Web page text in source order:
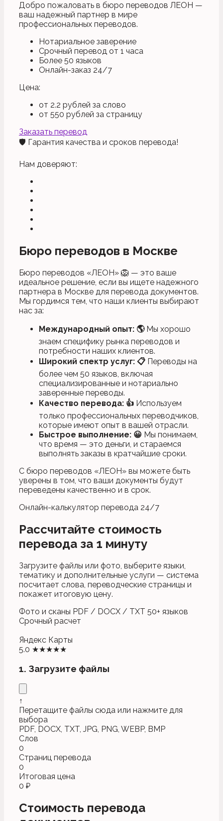
Добро пожаловать в бюро переводов ЛЕОН —
ваш надежный партнер в мире
профессиональных переводов.
Нотариальное заверение
Срочный перевод от 1 часа
Более 50 языков
Онлайн-заказ 24/7
Цена:
от 2.2 рублей за слово
от 550 рублей за страницу
Заказать перевод
🛡️ Гарантия качества и сроков перевода!
Нам доверяют:
Бюро переводов в Москве
Бюро переводов «ЛЕОН» 🦁 — это ваше
идеальное решение, если вы ищете надежного
партнера в Москве для перевода документов.
Мы гордимся тем, что наши клиенты выбирают
нас за:
Международный опыт: 🌎Мы хорошо
знаем специфику рынка переводов и
потребности наших клиентов.
Широкий спектр услуг: 📋 Переводы на
более чем 50 языков, включая
специализированные и нотариально
заверенные переводы.
Качество перевода: 👍 Используем
только профессиональных переводчиков,
которые имеют опыт в вашей отрасли.
Быстрое выполнение: 😀 Мы понимаем,
что время — это деньги, и стараемся
выполнять заказы в кратчайшие сроки.
С бюро переводов «ЛЕОН» вы можете быть
уверены в том, что ваши документы будут
переведены качественно и в срок.
Онлайн-калькулятор перевода 24/7
Рассчитайте стоимость
перевода за 1 минуту
Загрузите файлы или фото, выберите языки,
тематику и дополнительные услуги — система
посчитает слова, переводческие страницы и
покажет итоговую цену.
Фото и сканы PDF / DOCX / TXT 50+ языков
Срочный расчет
Яндекс Карты
5.0 ★★★★★
1. Загрузите файлы
↑
Перетащите файлы сюда или нажмите для
выбора
PDF, DOCX, TXT, JPG, PNG, WEBP, BMP
Слов
0
Страниц перевода
0
Итоговая цена
0 ₽
Стоимость перевода